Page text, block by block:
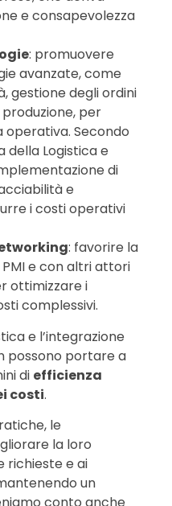
e consapevolezza
: promuovere
avanzate, come
gestione degli ordini
per
operativa. Secondo
della Logistica e
di
e
i costi operativi
: favorire la
e con altri attori
ottimizzare i
complessivi.
e l’integrazione
possono portare a
di efficienza
costi.
le
la loro
richieste e ai
un